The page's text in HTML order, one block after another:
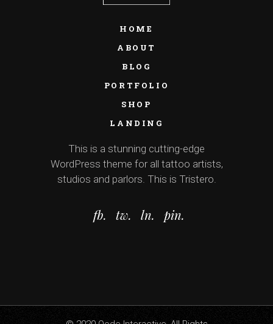
HOME
ABOUT
BLOG
PORTFOLIO
SHOP
LANDING
This is a stunning cutting-edge
WordPress theme for all tattoo artists,
studios and parlors. This is Tristero.
fb. tw. ln. pin.